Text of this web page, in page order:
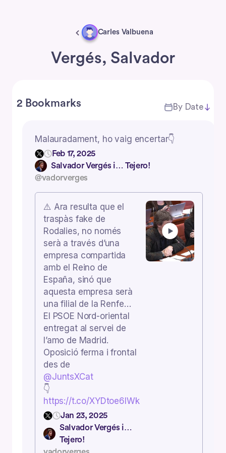
Carles Valbuena
Vergés, Salvador
2 Bookmarks By Date
Malauradament, ho vaig encertar👇
Feb 17, 2025
Salvador Vergés i… Tejero!
@vadorverges
⚠️ Ara resulta que el
traspàs fake de
Rodalies, no només
serà a través d’una
empresa compartida
amb el Reino de
España, sinó que
aquesta empresa serà
una filial de la Renfe…
El PSOE Nord-oriental
entregat al servei de
l’amo de Madrid.
Oposició ferma i frontal
des de
@JuntsXCat
👇
https://t.co/XYDtoe6lWk
Jan 23, 2025
Salvador Vergés i…
Tejero!